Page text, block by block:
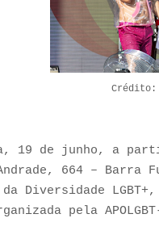
Crédito:
19 de junho, a
664 – Barra
Diversidade
pela